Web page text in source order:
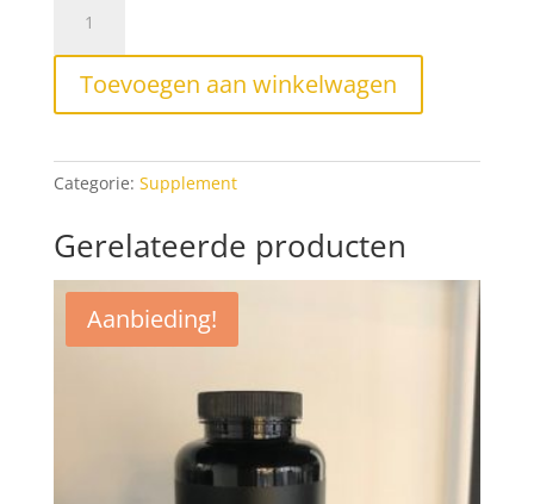
aantal
Toevoegen aan winkelwagen
Categorie: Supplement
Gerelateerde producten
Aanbieding!